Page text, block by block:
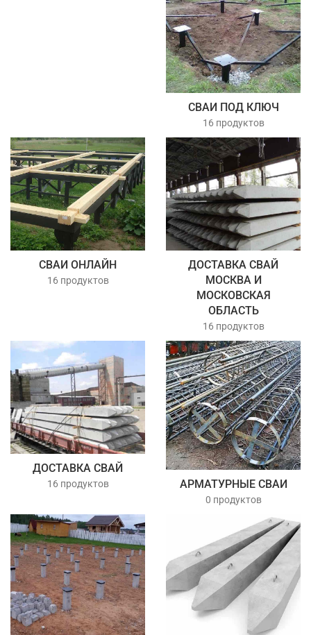
СВАИ ПОД КЛЮЧ
16 продуктов
СВАИ ОНЛАЙН
16 продуктов
ДОСТАВКА СВАЙ
МОСКВА И
МОСКОВСКАЯ
ОБЛАСТЬ
16 продуктов
ДОСТАВКА СВАЙ
16 продуктов АРМАТУРНЫЕ СВАИ
0 продуктов